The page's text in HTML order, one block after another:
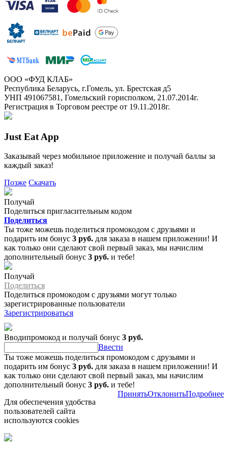
ООО «ФУД КЛАБ»
Республика Беларусь, г.Гомель, ул. Брестская д5
УНП 491067581, Гомельский горисполком, 21.07.2014г.
Регистрация в Торговом реестре от 19.11.2018г.
Just Eat App
Заказывай через мобильное приложение и получай баллы за
каждый заказ!
Позже Скачать
Получай
Поделиться пригласительным кодом
Поделиться
Ты тоже можешь поделиться промокодом с друзьями и
подарить им бонус 3 руб. для заказа в нашем приложении! И
как только они сделают свой первый заказ, мы начислим
дополнительный бонус 3 руб. и тебе!
Получай
Поделиться
Поделиться промокодом с друзьями могут только
зарегистрированные пользователи
Зарегистрироваться
Вводипромокод и получай бонус 3 руб.
Ввести
Ты тоже можешь поделиться промокодом с друзьями и
подарить им бонус 3 руб. для заказа в нашем приложении! И
как только они сделают свой первый заказ, мы начислим
дополнительный бонус 3 руб. и тебе!
Для обеспечения удобства
пользователей сайта
используются cookies
ПринятьОтклонитьПодробнее